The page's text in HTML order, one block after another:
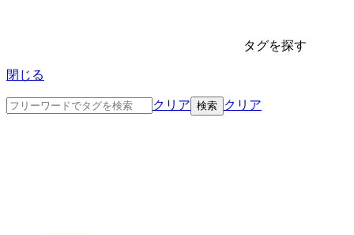
タグを探す
閉じる
クリア クリア